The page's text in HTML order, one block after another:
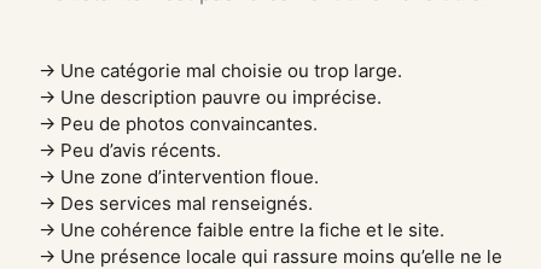
→ Une catégorie mal choisie ou trop large.
→ Une description pauvre ou imprécise.
→ Peu de photos convaincantes.
→ Peu d’avis récents.
→ Une zone d’intervention floue.
→ Des services mal renseignés.
→ Une cohérence faible entre la fiche et le site.
→ Une présence locale qui rassure moins qu’elle ne le